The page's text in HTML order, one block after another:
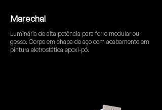
Marechal
Luminária de alta potência para forro modular ou
gesso. Corpo em chapa de aço com acabamento em
pintura eletrostática epoxi-pó.